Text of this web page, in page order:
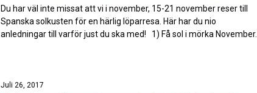
Du har väl inte missat att vi i november, 15-21 november reser till
Spanska solkusten för en härlig löparresa. Här har du nio
anledningar till varför just du ska med! 1) Få sol i mörka November.
Juli 26, 2017